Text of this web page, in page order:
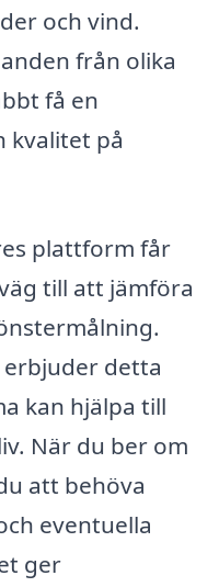
och vind.
från olika
få en
kvalitet på
plattform får
till att jämföra
erbjuder detta
kan hjälpa till
När du ber om
att behöva
eventuella
ger